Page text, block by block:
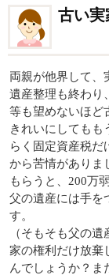
古い実
両親が他界して、
遺産整理も終わり
等も望めないほど
きれいにしてもも
らく固定資産税だ
から苦情がありま
もらうと、200万
父の遺産には手を
す。
（そもそも父の
家の権利だけ放棄
んでしょうか？ま